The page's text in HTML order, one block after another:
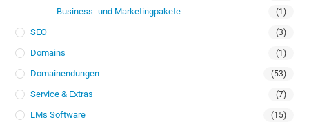
Business- und Marketingpakete (1)
SEO (3)
Domains (1)
Domainendungen (53)
Service & Extras (7)
LMs Software (15)